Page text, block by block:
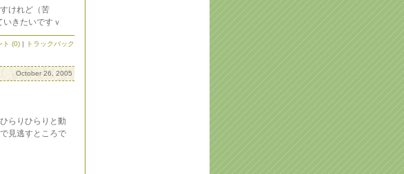
けれど（苦
きたいですｖ
ト (0) | トラックバック
October 26, 2005
らりひらりと動
見逃すところで